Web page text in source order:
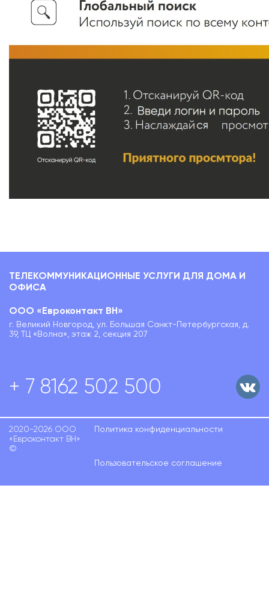
ТЕЛЕКОММУНИКАЦИОННЫЕ УСЛУГИ ДЛЯ ДОМА И
ОФИСА
ООО «Евроконтакт ВН»
г. Великий Новгород, ул. Большая Санкт-Петербургская, д.
39, ТЦ «Волна», этаж 2, секция 207
+ 7 8162 502 500
2020-2026 ООО
«Евроконтакт ВН»
©
Политика конфиденциальности
Пользовательское соглашение